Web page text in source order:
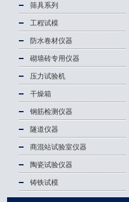
筛具系列
工程试模
防水卷材仪器
砌墙砖专用仪器
压力试验机
干燥箱
钢筋检测仪器
隧道仪器
商混站试验室仪器
陶瓷试验仪器
铸铁试模